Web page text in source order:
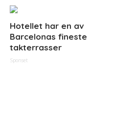
Hotellet har en av
Barcelonas fineste
takterrasser
Sponset